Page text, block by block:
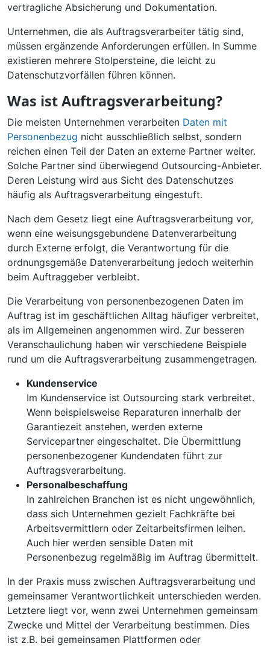
vertragliche Absicherung und Dokumentation.
Unternehmen, die als Auftragsverarbeiter tätig sind,
müssen ergänzende Anforderungen erfüllen. In Summe
existieren mehrere Stolpersteine, die leicht zu
Datenschutzvorfällen führen können.
Was ist Auftragsverarbeitung?
Die meisten Unternehmen verarbeiten Daten mit
Personenbezug nicht ausschließlich selbst, sondern
reichen einen Teil der Daten an externe Partner weiter.
Solche Partner sind überwiegend Outsourcing-Anbieter.
Deren Leistung wird aus Sicht des Datenschutzes
häufig als Auftragsverarbeitung eingestuft.
Nach dem Gesetz liegt eine Auftragsverarbeitung vor,
wenn eine weisungsgebundene Datenverarbeitung
durch Externe erfolgt, die Verantwortung für die
ordnungsgemäße Datenverarbeitung jedoch weiterhin
beim Auftraggeber verbleibt.
Die Verarbeitung von personenbezogenen Daten im
Auftrag ist im geschäftlichen Alltag häufiger verbreitet,
als im Allgemeinen angenommen wird. Zur besseren
Veranschaulichung haben wir verschiedene Beispiele
rund um die Auftragsverarbeitung zusammengetragen.
Kundenservice
Im Kundenservice ist Outsourcing stark verbreitet.
Wenn beispielsweise Reparaturen innerhalb der
Garantiezeit anstehen, werden externe
Servicepartner eingeschaltet. Die Übermittlung
personenbezogener Kundendaten führt zur
Auftragsverarbeitung.
Personalbeschaffung
In zahlreichen Branchen ist es nicht ungewöhnlich,
dass sich Unternehmen gezielt Fachkräfte bei
Arbeitsvermittlern oder Zeitarbeitsfirmen leihen.
Auch hier werden sensible Daten mit
Personenbezug regelmäßig im Auftrag übermittelt.
In der Praxis muss zwischen Auftragsverarbeitung und
gemeinsamer Verantwortlichkeit unterschieden werden.
Letztere liegt vor, wenn zwei Unternehmen gemeinsam
Zwecke und Mittel der Verarbeitung bestimmen. Dies
ist z.B. bei gemeinsamen Plattformen oder